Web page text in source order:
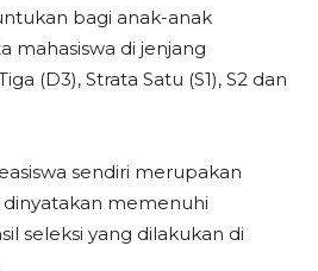
bagi anak-anak
mahasiswa di jenjang
(D3), Strata Satu (S1), S2 dan
sendiri merupakan
memenuhi
seleksi yang dilakukan di